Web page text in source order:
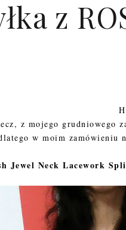
z
z mojego grudniowego
w moim zamówieniu
Jewel Neck Lacework